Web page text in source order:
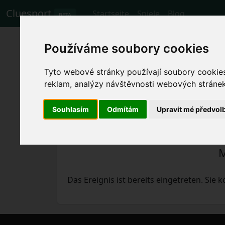
Používáme soubory cookies
Tyto webové stránky používají soubory
reklam, analýzy návštěvnosti webových
Souhlasím Odmítám Upravit mé
Cluesport BETA Startseite Spiele Blog
Die besten
Wolverhampton
Das Ereignis ist bereits eingetreten. Sie